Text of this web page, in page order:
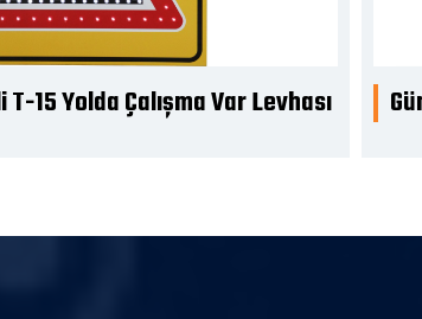
29 Azami Hız 50 Km Levhası